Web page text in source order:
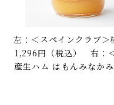
左：＜スペインクラブ＞
1,296円（税込） 右：
産生ハム はもんみなか